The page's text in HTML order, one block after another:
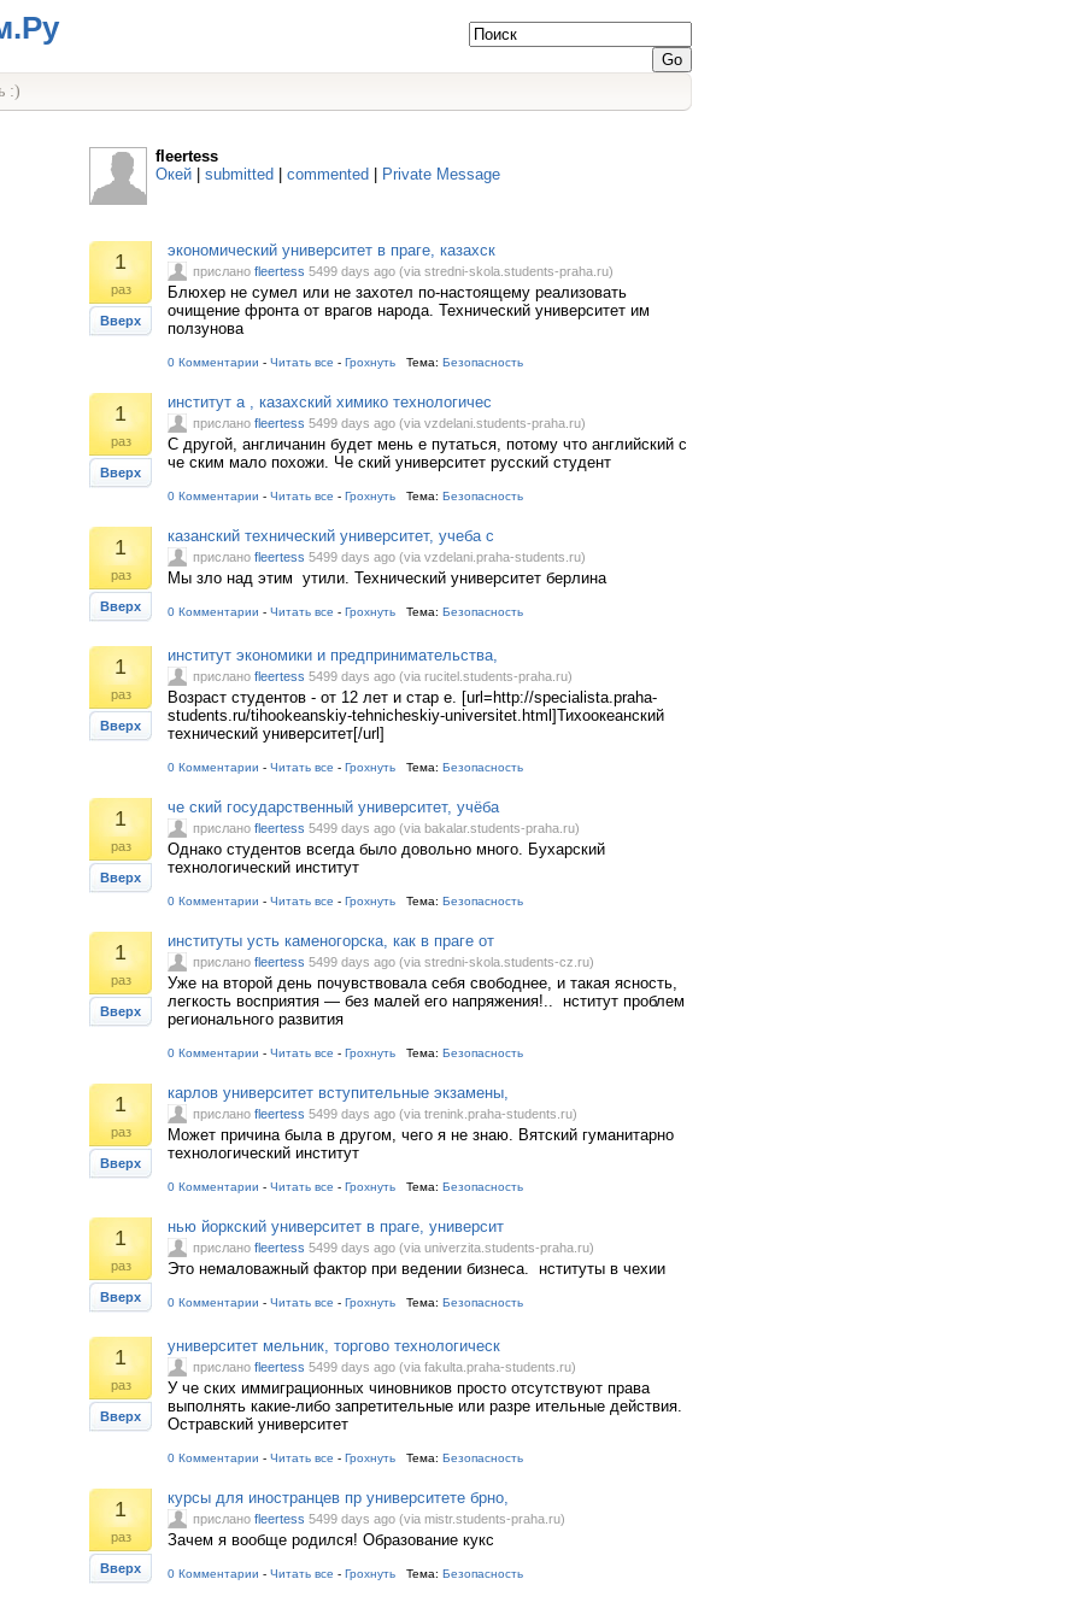
:)
fleertess
Окей
submitted commented Private Message
1
раз
Вверх
экономический университет в праге, казахск
прислано fleertess 5499 days ago (via stredni-skola.students-praha.ru)
Блюхер не сумел или не захотел по-настоящему реализовать
очищение фронта от врагов народа. Технический университет им
ползунова
0 Комментарии - Читать все - Грохнуть Тема: Безопасность
1
раз
Вверх
институт а , казахский химико технологичес
прислано fleertess 5499 days ago (via vzdelani.students-praha.ru)
С другой, англичанин будет мень е путаться, потому что английский с
че ским мало похожи. Че ский университет русский студент
0 Комментарии - Читать все - Грохнуть Тема: Безопасность
1
раз
Вверх
казанский технический университет, учеба с
прислано fleertess 5499 days ago (via vzdelani.praha-students.ru)
Мы зло над этим утили. Технический университет берлина
0 Комментарии - Читать все - Грохнуть Тема: Безопасность
1
раз
Вверх
институт экономики и предпринимательства,
прислано fleertess 5499 days ago (via rucitel.students-praha.ru)
Возраст студентов - от 12 лет и стар е. [url=http://specialista.praha-
students.ru/tihookeanskiy-tehnicheskiy-universitet.html]Тихоокеанский
технический университет[/url]
0 Комментарии - Читать все - Грохнуть Тема: Безопасность
1
раз
Вверх
че ский государственный университет, учёба
прислано fleertess 5499 days ago (via bakalar.students-praha.ru)
Однако студентов всегда было довольно много. Бухарский
технологический институт
0 Комментарии - Читать все - Грохнуть Тема: Безопасность
1
раз
Вверх
институты усть каменогорска, как в праге от
прислано fleertess 5499 days ago (via stredni-skola.students-cz.ru)
Уже на второй день почувствовала себя свободнее, и такая ясность,
легкость восприятия — без малей его напряжения!.. нститут проблем
регионального развития
0 Комментарии - Читать все - Грохнуть Тема: Безопасность
1
раз
Вверх
карлов университет вступительные экзамены,
прислано fleertess 5499 days ago (via trenink.praha-students.ru)
Может причина была в другом, чего я не знаю. Вятский гуманитарно
технологический институт
0 Комментарии - Читать все - Грохнуть Тема: Безопасность
1
раз
Вверх
нью йоркский университет в праге, университ
прислано fleertess 5499 days ago (via univerzita.students-praha.ru)
Это немаловажный фактор при ведении бизнеса. нституты в чехии
0 Комментарии - Читать все - Грохнуть Тема: Безопасность
1
раз
Вверх
университет мельник, торгово технологическ
прислано fleertess 5499 days ago (via fakulta.praha-students.ru)
У че ских иммиграционных чиновников просто отсутствуют права
выполнять какие-либо запретительные или разре ительные действия.
Остравский университет
0 Комментарии - Читать все - Грохнуть Тема: Безопасность
1
раз
Вверх
курсы для иностранцев пр университете брно,
прислано fleertess 5499 days ago (via mistr.students-praha.ru)
Зачем я вообще родился! Образование кукс
0 Комментарии - Читать все - Грохнуть Тема: Безопасность